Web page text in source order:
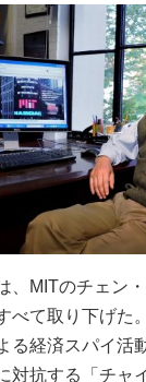
、MITのチェン
べて取り下げた
る経済スパイ活
対抗する「チャ